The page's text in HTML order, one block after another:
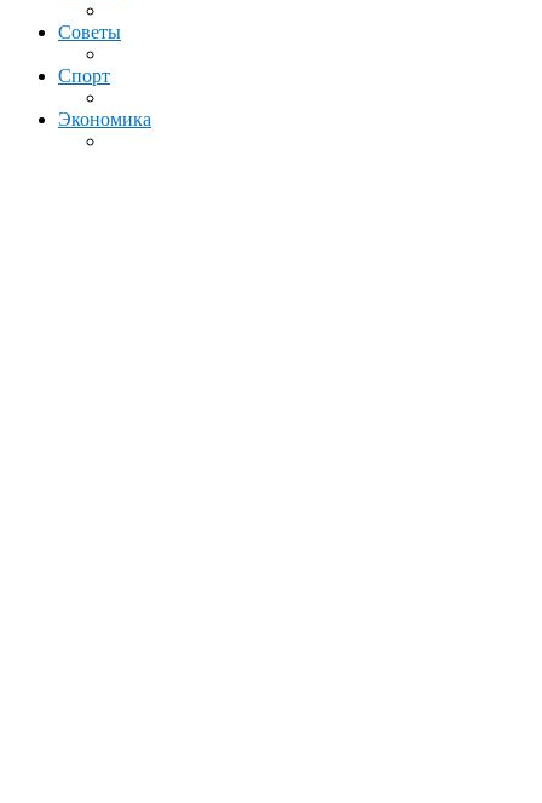
Советы
Спорт
Экономика